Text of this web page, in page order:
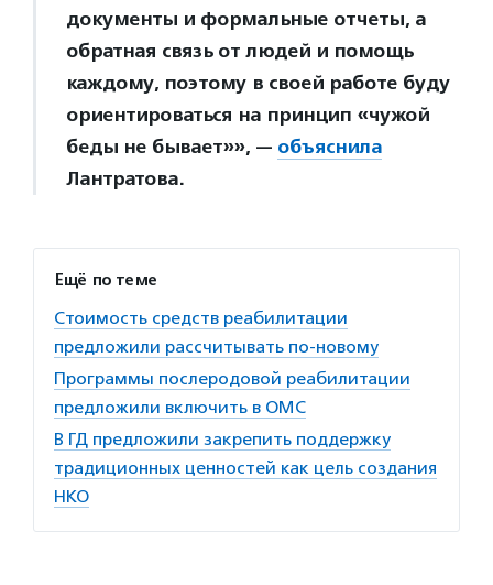
документы и формальные отчеты, а
обратная связь от людей и помощь
каждому, поэтому в своей работе буду
ориентироваться на принцип «чужой
беды не бывает»», — объяснила
Лантратова.
Ещё по теме
Стоимость средств реабилитации
предложили рассчитывать по-новому
Программы послеродовой реабилитации
предложили включить в ОМС
В ГД предложили закрепить поддержку
традиционных ценностей как цель создания
НКО